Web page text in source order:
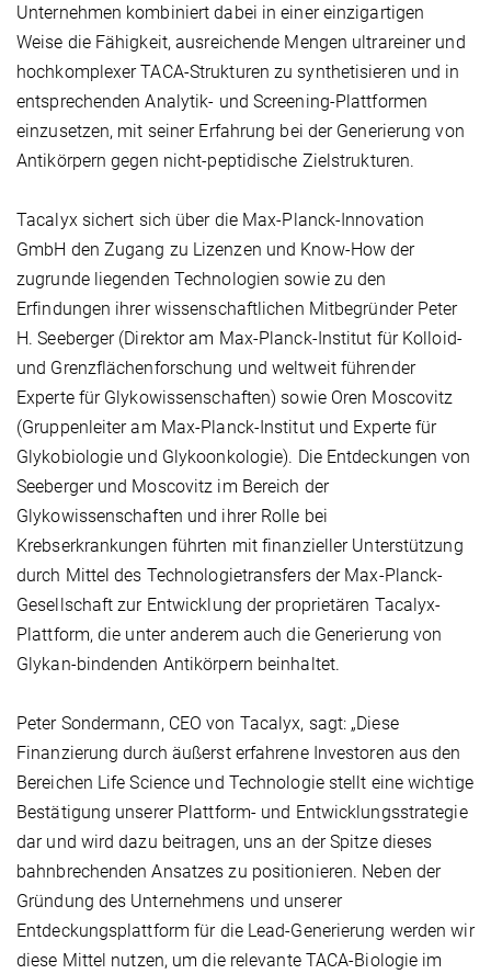
Unternehmen kombiniert dabei in einer einzigartigen
Weise die Fähigkeit, ausreichende Mengen ultrareiner und
hochkomplexer TACA-Strukturen zu synthetisieren und in
entsprechenden Analytik- und Screening-Plattformen
einzusetzen, mit seiner Erfahrung bei der Generierung von
Antikörpern gegen nicht-peptidische Zielstrukturen.
Tacalyx sichert sich über die Max-Planck-Innovation
GmbH den Zugang zu Lizenzen und Know-How der
zugrunde liegenden Technologien sowie zu den
Erfindungen ihrer wissenschaftlichen Mitbegründer Peter
H. Seeberger (Direktor am Max-Planck-Institut für Kolloid-
und Grenzflächenforschung und weltweit führender
Experte für Glykowissenschaften) sowie Oren Moscovitz
(Gruppenleiter am Max-Planck-Institut und Experte für
Glykobiologie und Glykoonkologie). Die Entdeckungen von
Seeberger und Moscovitz im Bereich der
Glykowissenschaften und ihrer Rolle bei
Krebserkrankungen führten mit finanzieller Unterstützung
durch Mittel des Technologietransfers der Max-Planck-
Gesellschaft zur Entwicklung der proprietären Tacalyx-
Plattform, die unter anderem auch die Generierung von
Glykan-bindenden Antikörpern beinhaltet.
Peter Sondermann, CEO von Tacalyx, sagt: „Diese
Finanzierung durch äußerst erfahrene Investoren aus den
Bereichen Life Science und Technologie stellt eine wichtige
Bestätigung unserer Plattform- und Entwicklungsstrategie
dar und wird dazu beitragen, uns an der Spitze dieses
bahnbrechenden Ansatzes zu positionieren. Neben der
Gründung des Unternehmens und unserer
Entdeckungsplattform für die Lead-Generierung werden wir
diese Mittel nutzen, um die relevante TACA-Biologie im